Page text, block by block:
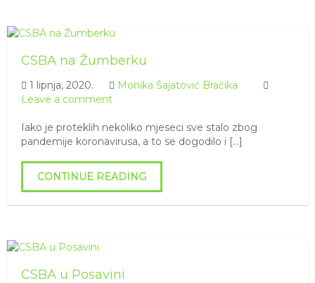
CSBA na Žumberku
1 lipnja, 2020.
Monika Šajatović Bračika
Leave a comment
Iako je proteklih nekoliko mjeseci sve stalo zbog
pandemije koronavirusa, a to se dogodilo i […]
CONTINUE READING
CSBA u Posavini